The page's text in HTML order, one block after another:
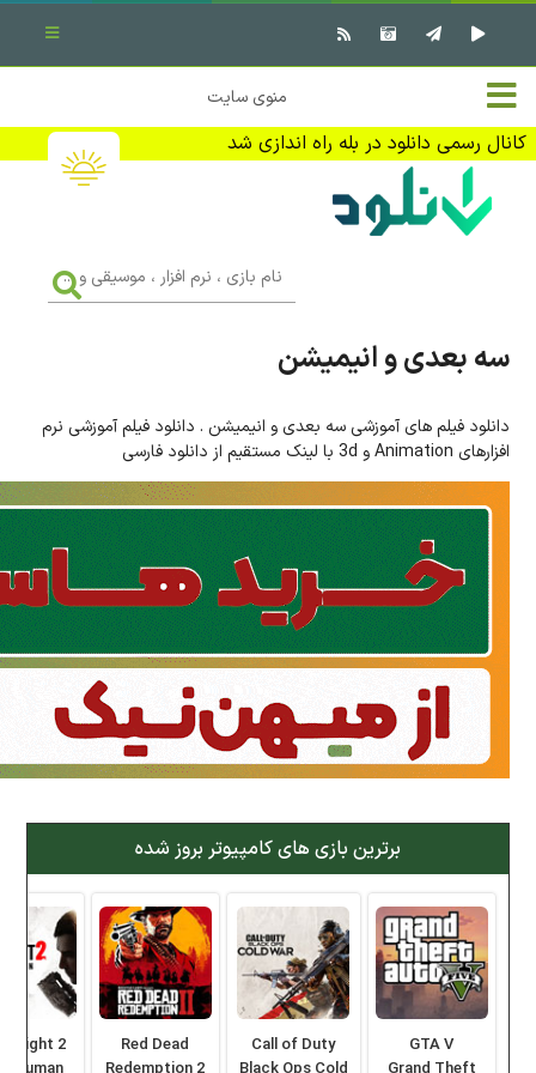
خانه
تماس با ما
تبلیغات
منوی سایت
کانال رسمی دانلود در بله راه اندازی شد
✖ بستن منو
نرم افزار کامپیوتر
بازی کامپیوتر
کتاب
وبلاگ
جهت دریافت آخرین اخبار و اطلاعات ما را در کانال رسمی دانلود در
بله دنبال کنید (ورود)
بازی
،
،
موسیقیسه بعدی و انیمیشن
دانلود فیلم های آموزشی سه بعدی و انیمیشن . دانلود فیلم آموزشی نرم
افزارهای Animation و 3d با لینک مستقیم از دانلود فارسی
برترین بازی های کامپیوتر بروز شده
GTA V
Call of Duty
Red Dead
Light 2